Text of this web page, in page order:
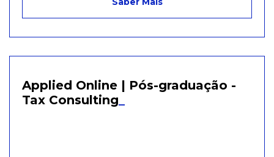
Applied Online | Pós-graduação -
Tax Consulting